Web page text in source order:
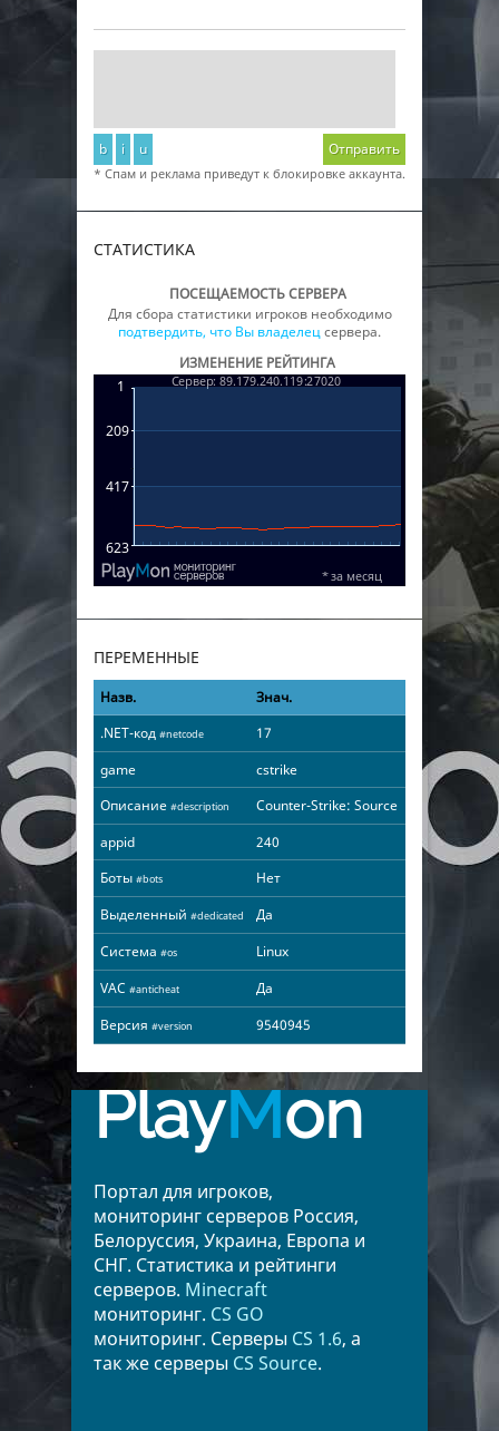
b i u Отправить
* Спам и реклама приведут к блокировке аккаунта.
СТАТИСТИКА
ПОСЕЩАЕМОСТЬ СЕРВЕРА
Для сбора статистики игроков необходимо
подтвердить, что Вы владелецсервера.
ИЗМЕНЕНИЕ РЕЙТИНГА
ПЕРЕМЕННЫЕ
Назв.
Знач.
.NET-код #netcode
17
game
cstrike
Описание #description
Counter-Strike: Source
appid
240
Боты #bots
Нет
Выделенный #dedicated
Да
Система #os
Linux
VAC #anticheat
Да
Версия #version 9540945
PlayMon
Портал для игроков,
мониторинг серверов Россия,
Белоруссия, Украина, Европа и
СНГ. Статистика и рейтинги
серверов. Minecraft
мониторинг. CS GO
мониторинг. Серверы CS 1.6, а
так же серверы CS Source.